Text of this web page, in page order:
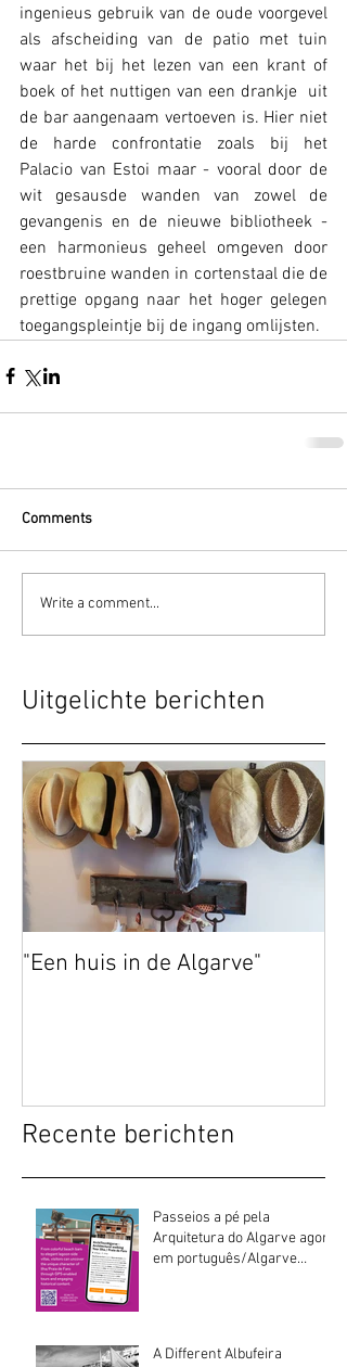
ingenieus gebruik van de oude voorgevel
als afscheiding van de patio met tuin
waar het bij het lezen van een krant of
boek of het nuttigen van een drankje  uit
de bar aangenaam vertoeven is. Hier niet
de harde confrontatie zoals bij het
Palacio van Estoi maar - vooral door de
wit gesausde wanden van zowel de
gevangenis en de nieuwe bibliotheek -
een harmonieus geheel omgeven door
roestbruine wanden in cortenstaal die de
prettige opgang naar het hoger gelegen
toegangspleintje bij de ingang omlijsten.
Comments
Write a comment...
Uitgelichte berichten
"Een huis in de Algarve"
Recente berichten
Passeios a pé pela
Arquitetura do Algarve agora
em português/Algarve
A Different Albufeira